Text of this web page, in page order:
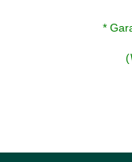
*
(